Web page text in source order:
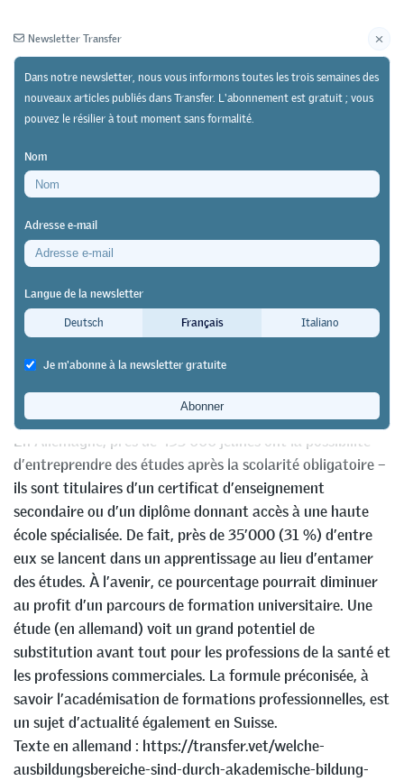
Newsletter Archives
01/01/18
Résultats d'une étude réalisée en allemagne
Quels domaines de la formation
sont menacés par la formation
universitaire ?
En Allemagne, près de 435’000 jeunes ont la possibilité
d’entreprendre des études après la scolarité obligatoire –
ils sont titulaires d’un certificat d’enseignement
secondaire ou d’un diplôme donnant accès à une haute
école spécialisée. De fait, près de 35’000 (31 %) d’entre
eux se lancent dans un apprentissage au lieu d’entamer
des études. À l’avenir, ce pourcentage pourrait diminuer
au profit d’un parcours de formation universitaire. Une
étude (en allemand) voit un grand potentiel de
substitution avant tout pour les professions de la santé et
les professions commerciales. La formule préconisée, à
savoir l’académisation de formations professionnelles, est
un sujet d’actualité également en Suisse.
Texte en allemand : https://transfer.vet/welche-
ausbildungsbereiche-sind-durch-akademische-bildung-
Newsletter Transfer
Dans notre newsletter, nous vous informons toutes les trois semaines des
nouveaux articles publiés dans Transfer. L'abonnement est gratuit ; vous
pouvez le résilier à tout moment sans formalité.
Nom
Adresse e-mail
Langue de la newsletter
Deutsch
Français Italiano
Je m'abonne à la newsletter gratuite